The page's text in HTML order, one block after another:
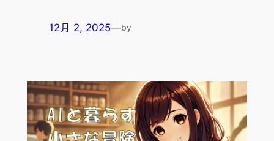
12月 2, 2025—by